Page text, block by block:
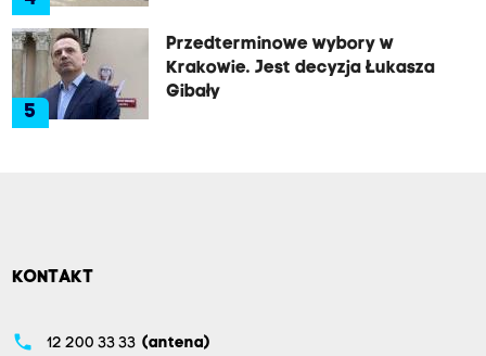
5
Przedterminowe wybory w
Krakowie. Jest decyzja Łukasza
Gibały
KONTAKT
phone 12 200 33 33 (antena)